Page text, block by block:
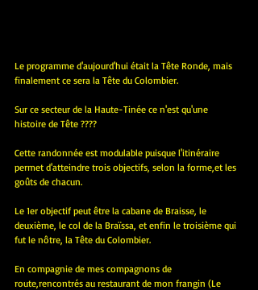
Le programme d'aujourd'hui était la Tête Ronde, mais
finalement ce sera la Tête du Colombier.
Sur ce secteur de la Haute-Tinée ce n'est qu'une
histoire de Tête ????
Cette randonnée est modulable puisque l'itinéraire
permet d'atteindre trois objectifs, selon la forme,et les
goûts de chacun.
Le 1er objectif peut être la cabane de Braisse, le
deuxième, le col de la Braïssa, et enfin le troisième qui
fut le nôtre, la Tête du Colombier.
En compagnie de mes compagnons de
route,rencontrés au restaurant de mon frangin (Le